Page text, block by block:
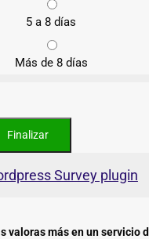
5 a 8 días
Más de 8 días
Survey plugin
valoras más en un servicio